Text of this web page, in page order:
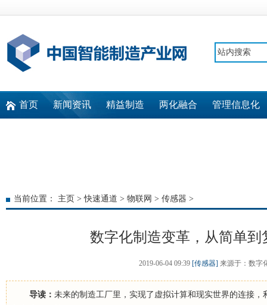
首页 新闻资讯 精益制造 两化融合 管理信息化
当前位置： 主页 >快速通道 > 物联网 > 传感器 >
数字化制造变革，从简单到
2019-06-04 09:39 [传感器] 来源于：数字
导读： 未来的制造工厂里，实现了虚拟计算和现实世界的连接